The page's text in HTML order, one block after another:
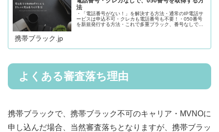
法
・「電話番号がない！」を解決する方法・通常のIP電話サ
ービスは申込不可・クレカも電話番号も不要！・050番号
を新規発行する方法・これで多重ブラック、番号なしで
携帯ブラック.jp
よくある審査落ち理由
携帯ブラックで、携帯ブラック不可のキャリア・MVNOに
申し込んだ場合、当然審査落ちとなりますが、携帯ブラッ